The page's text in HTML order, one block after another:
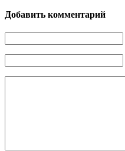
Добавить комментарий